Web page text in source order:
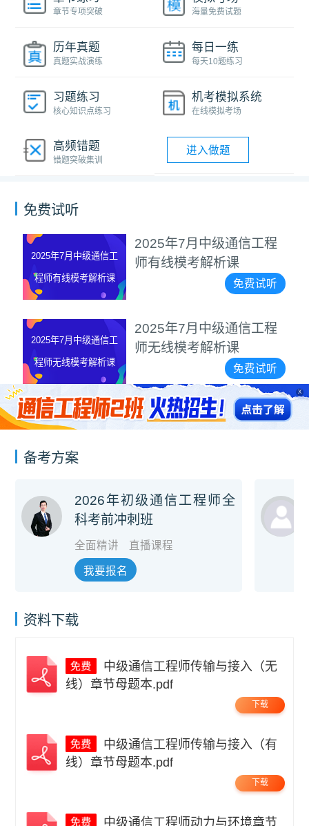
章节专项突破 海量免费试题
历年真题
真题实战演练
每日一练
每天10题练习
习题练习
核心知识点练习
机考模拟系统
在线模拟考场
高频错题
错题突破集训
进入做题
免费试听
2025年7月中级通信工
程师有线模考解析课
2025年7月中级通信工程
师有线模考解析课
免费试听
2025年7月中级通信工
程师无线模考解析课
2025年7月中级通信工程
师无线模考解析课
免费试听
X
备考方案
2026年初级通信工程师全
科考前冲刺班
全面精讲 直播课程
我要报名
资料下载
线）章节母题本.pdf
下载
线）章节母题本.pdf
下载